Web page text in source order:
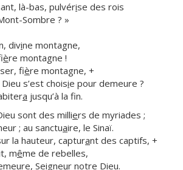
là-bas, pulvérise des rois
Sombre ? »
divine montagne,
ère montagne !
fière montagne, +
s’est choisie pour demeure ?
a jusqu’à la fin.
sont des milliers de myriades ;
; au sanctuaire, le Sinaï.
la hauteur, capturant des captifs, +
même de rebelles,
Seigneur notre Dieu.